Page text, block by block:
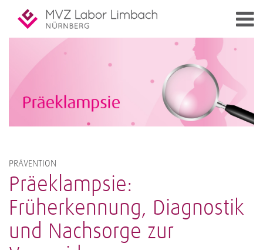
PRÄVENTION
Präeklampsie:
Früherkennung, Diagnostik
und Nachsorge zur